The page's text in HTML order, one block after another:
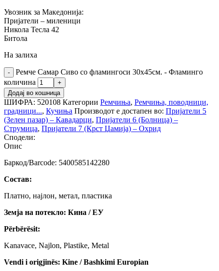
Увозник за Македонија:
Пријатели – миленици
Никола Тесла 42
Битола
На залиха
Ремче Самар Сиво со фламингоси 30х45см. - Фламинго
количина
Додај во кошница
ШИФРА: 520108 Категории Ремчиња, Ремчиња, поводници,
градници..., Кучиња Производот е достапен во: Пријатели 5
(Зелен пазар) – Кавадарци, Пријатели 6 (Болница) –
Струмица, Пријатели 7 (Крст Џамија) – Охрид
Сподели:
Опис
Баркод/Barcode: 5400585142280
Состав:
Платно, најлон, метал, пластика
Земја на потекло: Кина / ЕУ
Përbërësit:
Kanavace, Najlon, Plastike, Metal
Vendi i origjinës: Kine / Bashkimi Europian